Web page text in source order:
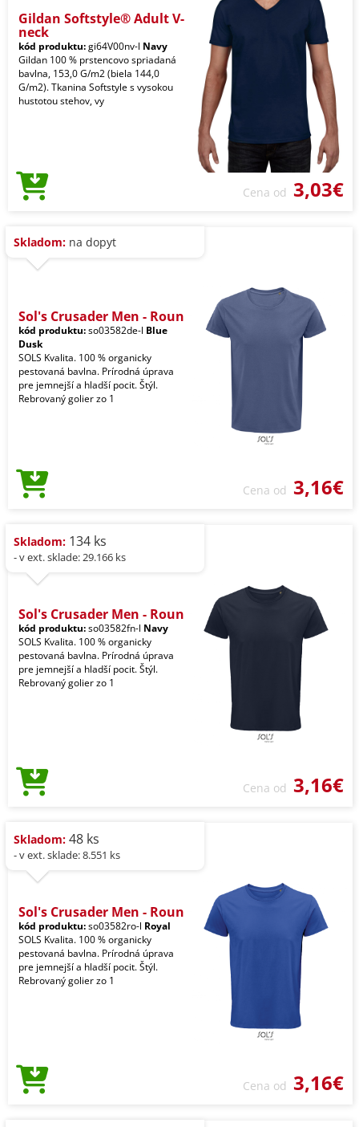
Gildan Softstyle® Adult V-
neck
kód produktu:gi64V00nv-l Navy
Gildan 100 % prstencovo spriadaná
bavlna, 153,0 G/m2 (biela 144,0
G/m2). Tkanina Softstyle s vysokou
hustotou stehov, vy
Cena od 3,03€
Skladom: na dopyt
Sol's Crusader Men - Roun
kód produktu:so03582de-l Blue
Dusk
SOLS Kvalita. 100 % organicky
pestovaná bavlna. Prírodná úprava
pre jemnejší a hladší pocit. Štýl.
Rebrovaný golier zo 1
Cena od 3,16€
Skladom: 134 ks
- v ext. sklade: 29.166 ks
Sol's Crusader Men - Roun
kód produktu:so03582fn-l Navy
SOLS Kvalita. 100 % organicky
pestovaná bavlna. Prírodná úprava
pre jemnejší a hladší pocit. Štýl.
Rebrovaný golier zo 1
Cena od 3,16€
Skladom: 48 ks
- v ext. sklade: 8.551 ks
Sol's Crusader Men - Roun
kód produktu:so03582ro-l Royal
SOLS Kvalita. 100 % organicky
pestovaná bavlna. Prírodná úprava
pre jemnejší a hladší pocit. Štýl.
Rebrovaný golier zo 1
Cena od 3,16€